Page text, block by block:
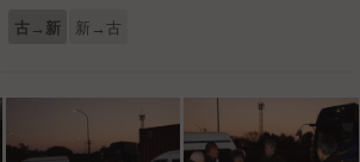
古→新 新→古